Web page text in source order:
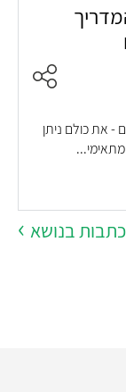
- את כולם ניתן
מתאימי...
בנושא